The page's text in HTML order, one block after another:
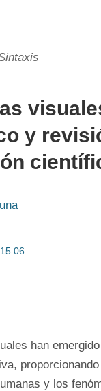
y
han
y los